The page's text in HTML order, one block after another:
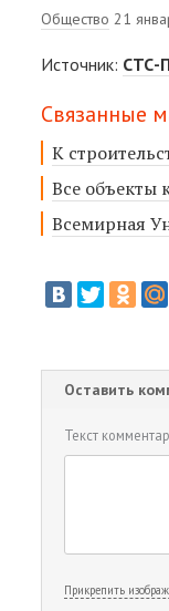
Общество 21
Источник: СТС-
Связанные
К
Все объекты
Всемирная
Оставить
Текст
Прикрепить